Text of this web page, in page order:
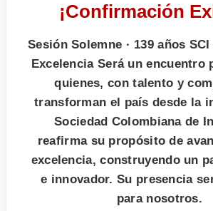
¡Confirmación
Sesión Solemne · 139 años
Excelencia Será un encuentro
quienes, con talento y
transforman el país desde la
Sociedad Colombiana de
reafirma su propósito de
excelencia, construyendo un
e innovador. Su presencia
para nosotros.